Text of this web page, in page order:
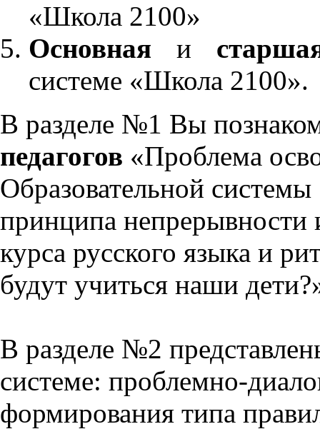
«Школа 2100»
Основнаяи
системе «Школа 2100».
В разделе №1 Вы
педагогов «Проблема
Образовательной
принципа непрерывности
курса русского языка и
будут учиться наши
В разделе №2
системе: проблемно-
формирования типа